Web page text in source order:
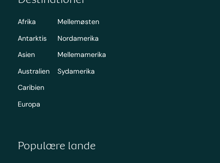
Afrika
Antarktis
Asien
Australien
Caribien
Europa
Mellemøsten
Nordamerika
Mellemamerika
Sydamerika
Populære lande